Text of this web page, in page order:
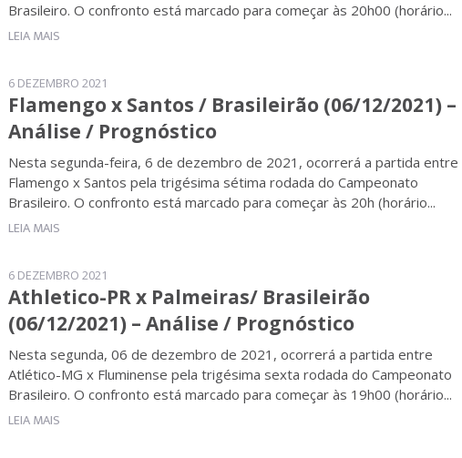
Brasileiro. O confronto está marcado para começar às 20h00 (horário...
LEIA MAIS
6 DEZEMBRO 2021
Flamengo x Santos / Brasileirão (06/12/2021) –
Análise / Prognóstico
Nesta segunda-feira, 6 de dezembro de 2021, ocorrerá a partida entre
Flamengo x Santos pela trigésima sétima rodada do Campeonato
Brasileiro. O confronto está marcado para começar às 20h (horário...
LEIA MAIS
6 DEZEMBRO 2021
Athletico-PR x Palmeiras/ Brasileirão
(06/12/2021) – Análise / Prognóstico
Nesta segunda, 06 de dezembro de 2021, ocorrerá a partida entre
Atlético-MG x Fluminense pela trigésima sexta rodada do Campeonato
Brasileiro. O confronto está marcado para começar às 19h00 (horário...
LEIA MAIS